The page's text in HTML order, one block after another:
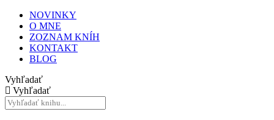
NOVINKY
O MNE
ZOZNAM KNÍH
KONTAKT
BLOG
Vyhľadať
Vyhľadať